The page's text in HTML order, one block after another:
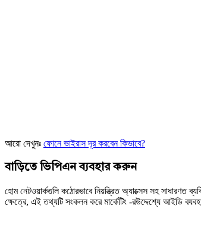
আরো দেখুনঃ ফোনে ভাইরাস দূর করবেন কিভাবে?
বাড়িতে ভিপিএন ব্যবহার করুন
হোম নেটওয়ার্কগুলি কঠোরভাবে নিয়ন্ত্রিত অ্যাক্সেস সহ
ক্ষেত্রে, এই তথ্যটি সংকলন করে মার্কেটিং -রউদ্দেশ্যে আইডি